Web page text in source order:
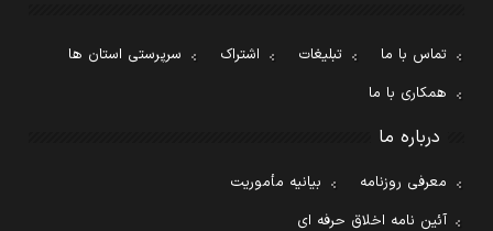
تماس با ما تبلیغات اشتراک
سرپرستی استان ها
همکاری با ما
درباره ما
معرفی روزنامه
بیانیه مأموریت
آئین نامه اخلاق حرفه ای